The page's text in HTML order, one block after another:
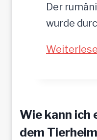
Der
wurde
Wie kann ich
dem